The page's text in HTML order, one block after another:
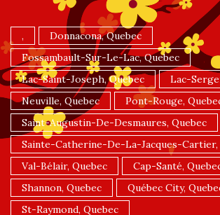
,
Donnacona, Quebec
Fossambault-Sur-Le-Lac, Quebec
Lac-Saint-Joseph, Quebec
Lac-
Neuville, Quebec
Pont-Rouge,
Saint-Augustin-De-Desmaures, Quebec
Sainte-Catherine-De-La-Jacques-Cartier,
Val-Bélair, Quebec
Cap-Santé,
Shannon, Quebec
Québec City,
St-Raymond, Quebec